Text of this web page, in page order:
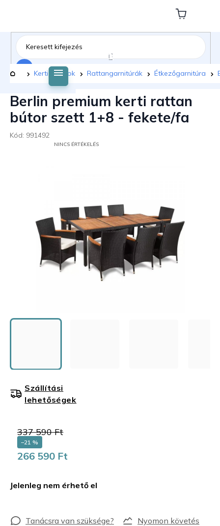
tartalomhoz
Kosár
Kezdőlap
Kerti bútorok Rattangarnitúrák Étkezőgarnitúra
Berlin premium kerti rattan
bútor szett 1+8 - fekete/fa
Kód: 991492
NINCS ÉRTÉKELÉS
337 590 Ft
–21 %
266 590 Ft
Jelenleg nem érhető el
Szállítási
lehetőségek
Nyomon követés